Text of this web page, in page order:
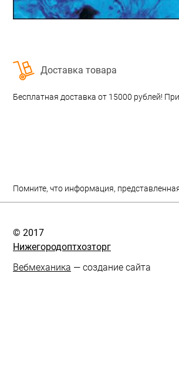
Доставка товара
Бесплатная доставка от 15000 рублей!
Помните, что информация,
© 2017
Нижегородоптхозторг
Вебмеханика — создание сайта